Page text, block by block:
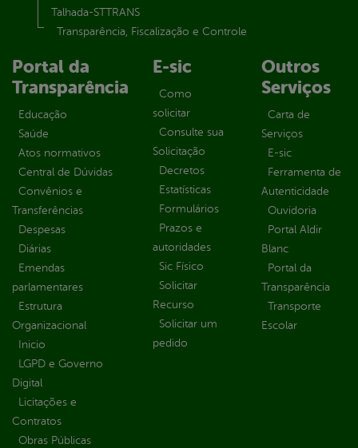
Talhada-STTRANS
Transparência, Fiscalização e Controle
Portal da
Transparência
Educação
Saúde
Atos normativos
Central de Dúvidas
Convênios e
Transferências
Despesas
Diárias
Emendas
parlamentares
Estrutura
Organizacional
Inicio
LGPD e Governo
Digital
Licitações e
Contratos
Obras Públicas
E-sic
Como
solicitar
Consulte sua
Solicitação
Decretos
Estatísticas
Formulários
Prazos e
autoridades
Sic Físico
Solicitar
Recurso
Solicitar um
pedido
Outros
Serviços
Carta de
Serviços
E-sic
Ferramenta de
Autenticidade
Ouvidoria
Portal Aldir
Blanc
Portal da
Transparência
Transporte
Escolar